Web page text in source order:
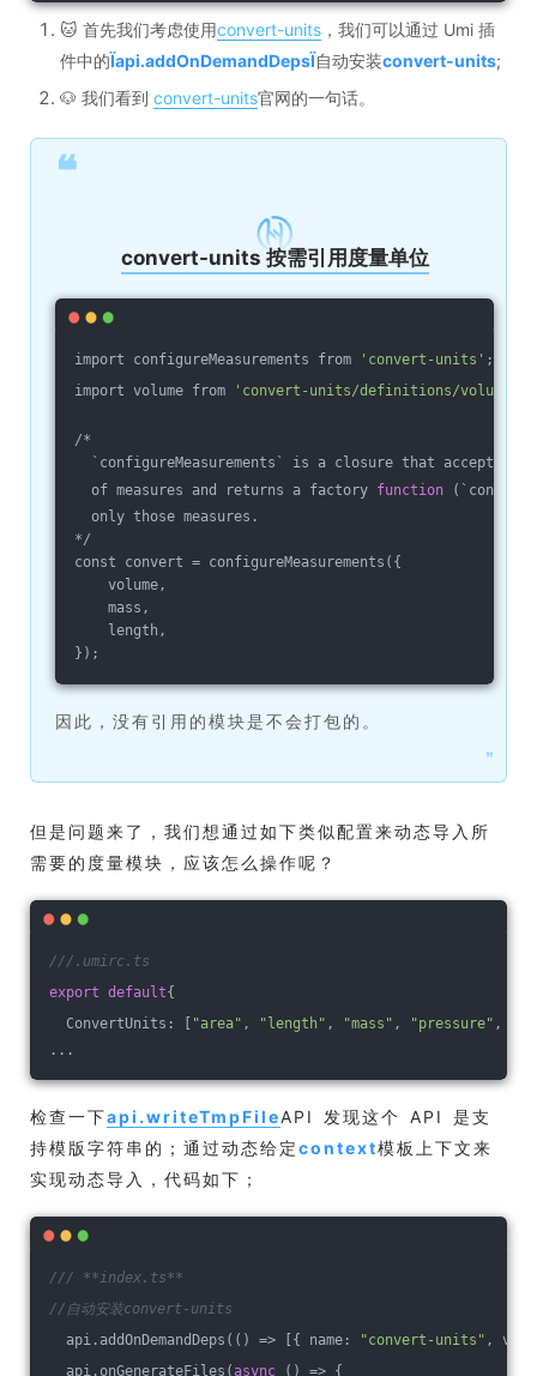
🐱 首先我们考虑使用convert-units ，我们可以通过 Umi 插
件中的Ïapi.addOnDemandDepsÏ自动安装convert-units;
🐶 我们看到 convert-units官网的一句话。
❝
convert-units 按需引用度量单位
import configureMeasurements from 'convert-units' ;
import volume from
'convert-units/definitions/volume'
/*
`configureMeasurements` is a closure that accepts a
of measures and returns a factory function
only those measures.
*/
const convert = configureMeasurements({
volume,
mass,
length,
});
因此，没有引用的模块是不会打包的。
❞
但是问题来了，我们想通过如下类似配置来动态导入所
需要的度量模块，应该怎么操作呢？
///.umirc.ts
export default{
ConvertUnits: [
"area" , "length" , "mass" , "pressure" ,
...
检查一下api.writeTmpFileAPI 发现这个 API 是支
持模版字符串的；通过动态给定context模板上下文来
实现动态导入，代码如下；
/// **index.ts**
//自动安装convert-units
api.addOnDemandDeps( () => [{ name: "convert-units" ,
api.onGenerateFiles( async () => {